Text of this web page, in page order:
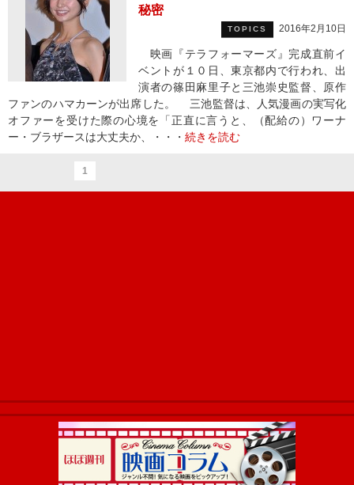
秘密
TOPICS 2016年2月10日
映画『テラフォーマーズ』完成直前イ
ベントが１０日、東京都内で行われ、出
演者の篠田麻里子と三池崇史監督、原作
ファンのハマカーンが出席した。 三池監督は、人気漫画の実写化
オファーを受けた際の心境を「正直に言うと、（配給の）ワーナ
ー・ブラザースは大丈夫か、・・・ 続きを読む
1